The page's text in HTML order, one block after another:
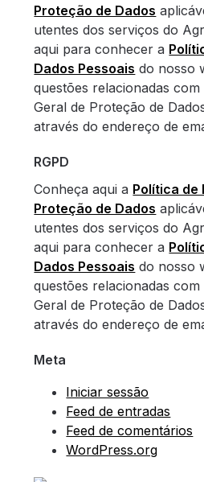
Proteção de Dados
utentes dos serviços do
aqui para conhecer a
Dados Pessoais do nosso
questões relacionadas
Geral de Proteção de
através do endereço de
RGPD
Conheça aqui a Política de
Proteção de Dados
utentes dos serviços do
aqui para conhecer a
Dados Pessoais do nosso
questões relacionadas
Geral de Proteção de
através do endereço de
Meta
Iniciar sessão
Feed de entradas
Feed de comentários
WordPress.org